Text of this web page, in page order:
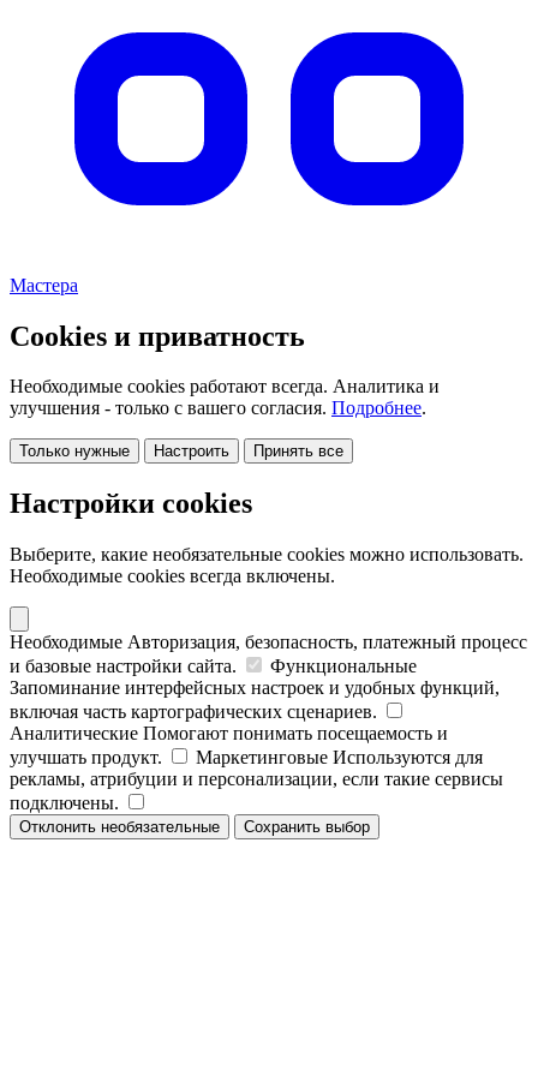
Мастера
Cookies и приватность
Необходимые cookies работают всегда. Аналитика и
улучшения - только с вашего согласия. Подробнее.
Только нужные Настроить Принять все
Настройки cookies
Выберите, какие необязательные cookies можно использовать.
Необходимые cookies всегда включены.
Необходимые Авторизация, безопасность, платежный процесс
и базовые настройки сайта.
Функциональные
Запоминание интерфейсных настроек и удобных функций,
включая часть картографических сценариев.
Аналитические Помогают понимать посещаемость и
улучшать продукт.
Маркетинговые Используются для
рекламы, атрибуции и персонализации, если такие сервисы
подключены.
Отклонить необязательные Сохранить выбор